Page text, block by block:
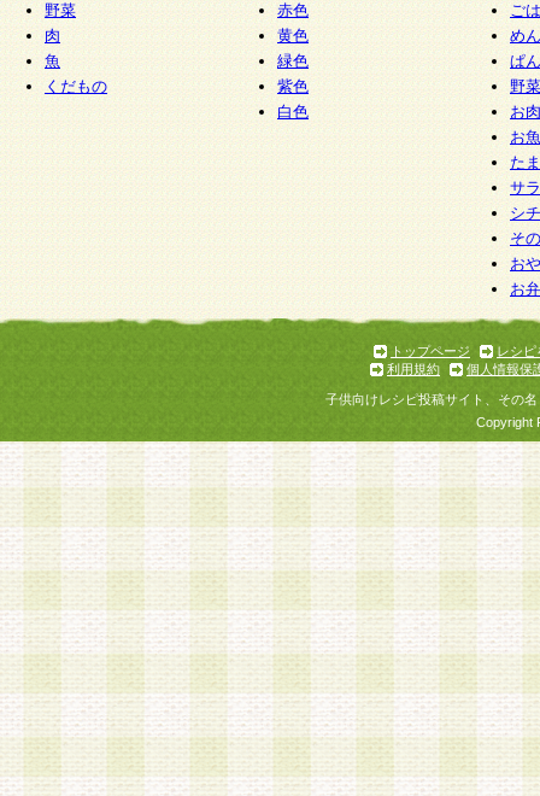
野菜
肉
魚
くだもの
赤色
黄色
緑色
紫色
白色
ご
めん
ぱん
野
お
お
た
サ
シ
そ
お
お
トップページ
レシピ
利用規約
個人情報保
子供向けレシピ投稿サイト、その
Copyright